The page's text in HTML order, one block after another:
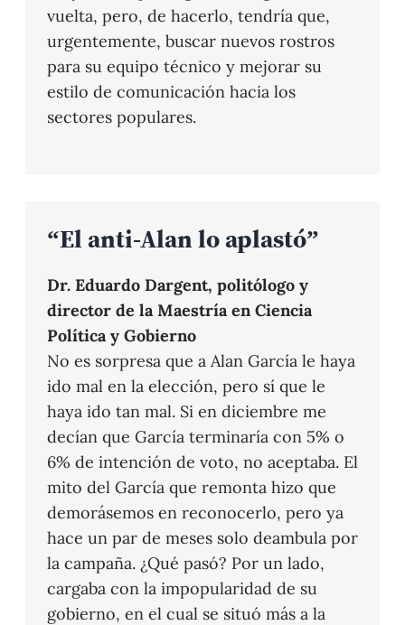
vuelta, pero, de hacerlo, tendría que,
urgentemente, buscar nuevos rostros
para su equipo técnico y mejorar su
estilo de comunicación hacia los
sectores populares.
“El anti-Alan lo aplastó”
Dr. Eduardo Dargent, politólogo y
director de la Maestría en Ciencia
Política y Gobierno
No es sorpresa que a Alan García le haya
ido mal en la elección, pero sí que le
haya ido tan mal. Si en diciembre me
decían que García terminaría con 5% o
6% de intención de voto, no aceptaba. El
mito del García que remonta hizo que
demorásemos en reconocerlo, pero ya
hace un par de meses solo deambula por
la campaña. ¿Qué pasó? Por un lado,
cargaba con la impopularidad de su
gobierno, en el cual se situó más a la